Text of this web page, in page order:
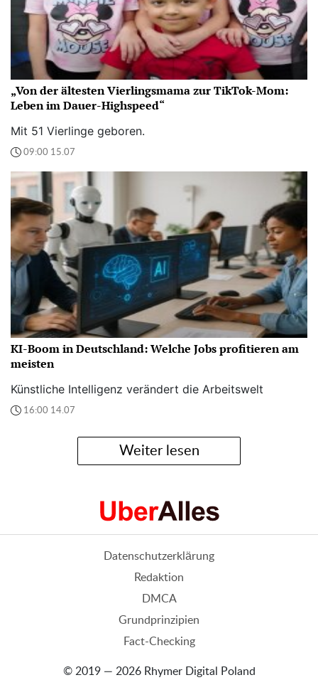
„Von der ältesten Vierlingsmama zur TikTok-Mom:
Leben im Dauer-Highspeed“
Mit 51 Vierlinge geboren.
09:00 15.07
KI-Boom in Deutschland: Welche Jobs profitieren am
meisten
Künstliche Intelligenz verändert die Arbeitswelt
16:00 14.07
Weiter lesen
Datenschutzerklärung
Redaktion
DMCA
Grundprinzipien
Fact-Checking
© 2019 — 2026 Rhymer Digital Poland